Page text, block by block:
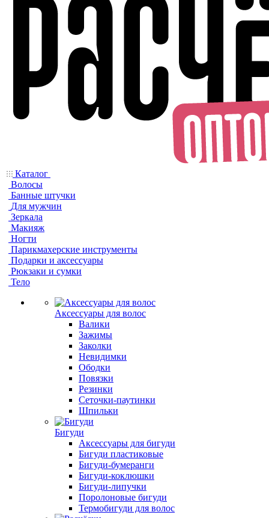
Каталог
Волосы
Банные штучки
Для мужчин
Зеркала
Макияж
Ногти
Парикмахерские инструменты
Подарки и аксессуары
Рюкзаки и сумки
Тело
Аксессуары для волос
Валики
Зажимы
Заколки
Невидимки
Ободки
Повязки
Резинки
Сеточки-паутинки
Шпильки
Бигуди
Аксессуары для бигуди
Бигуди пластиковые
Бигуди-бумеранги
Бигуди-коклюшки
Бигуди-липучки
Поролоновые бигуди
Термобигуди для волос